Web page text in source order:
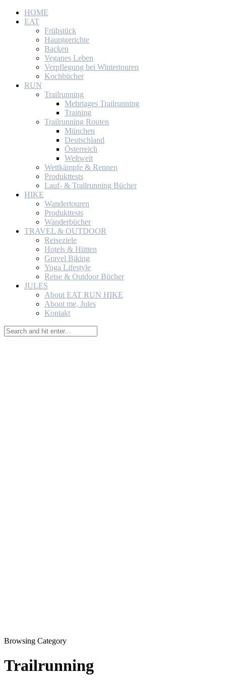
HOME
EAT
Frühstück
Hauptgerichte
Backen
Veganes Leben
Verpflegung bei Wintertouren
Kochbücher
RUN
Trailrunning
Mehrtages Trailrunning
Training
Trailrunning Routen
München
Deutschland
Österreich
Weltweit
Wettkämpfe & Rennen
Produkttests
Lauf- & Trailrunning Bücher
HIKE
Wandertouren
Produkttests
Wanderbücher
TRAVEL & OUTDOOR
Reiseziele
Hotels & Hütten
Gravel Biking
Yoga Lifestyle
Reise & Outdoor Bücher
JULES
About EAT RUN HIKE
About me, Jules
Kontakt
Browsing Category
Trailrunning